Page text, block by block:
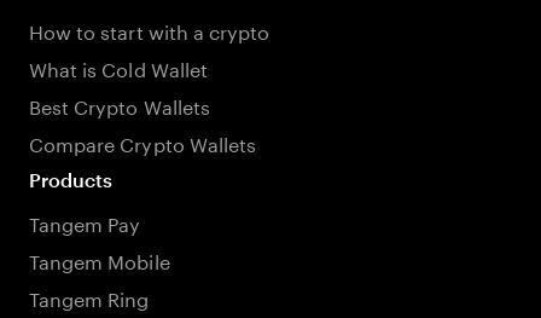
How to start with a crypto
What is Cold Wallet
Best Crypto Wallets
Compare Crypto Wallets
Products
Tangem Pay
Tangem Mobile
Tangem Ring